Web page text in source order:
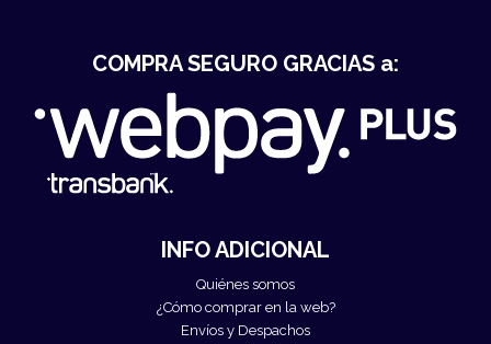
INFO ADICIONAL
Quiénes somos
¿Cómo comprar en la web?
Envíos y Despachos
COMPRA SEGURO GRACIAS a: